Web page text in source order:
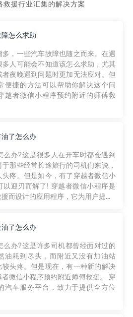
救援行业汇集的解决方案
怎么求助
，一些汽车故障也随之而来。在遇
人可能会不知道该怎么求助，尤其
夜晚遇到问题时更加无法应对。但
便捷的方法可以帮助你解决这个问
越者微信小程序预约附近的师傅救
了怎么办
么办?这是很多人在开车时都会遇到
那些经常长途旅行的司机们来说，
疼。但是如今，有了穿越者微信小
以迎刃而解了! 穿越者微信小程序是
而设计的应用程序，它为用户提...
了怎么办
么办?这是许多司机都曾经面对过的
油耗到尽头，而附近又没有加油站
较头疼。但是现在，有一种新的解决
微信小程序预约附近师傅救援。 穿
汽车服务平台，致力于提供全方位